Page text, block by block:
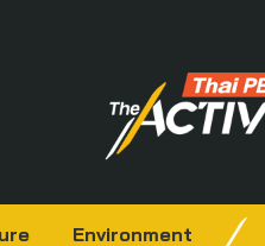
Environment